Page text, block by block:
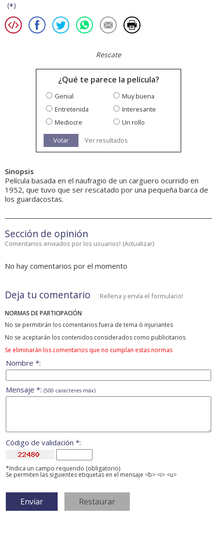
(+)
Rescate
¿Qué te parece la película?
Genial
Muy buena
Entretenida
Interesante
Mediocre
Un rollo
Votar Ver resultados
Sinopsis
Película basada en el naufragio de un carguero ocurrido en
1952, que tuvo que ser rescatado por una pequeña barca de
los guardacostas.
Sección de opinión
Comentarios enviados por los usuarios! (Actualizar)
No hay comentarios por el momento
Deja tu comentario Rellena y envía el formulario!
NORMAS DE PARTICIPACIÓN
No se permitirán los comentarios fuera de tema ó injuriantes
No se aceptarán los contenidos considerados como publicitarios
Se eliminarán los comentarios que no cumplan estas normas
Nombre *:
Mensaje *: (500 caracteres máx)
Código de validación *:
*Indica un campo requerido (obligatorio)
Se permiten las siguientes etiquetas en el mensaje <b> <i> <u>